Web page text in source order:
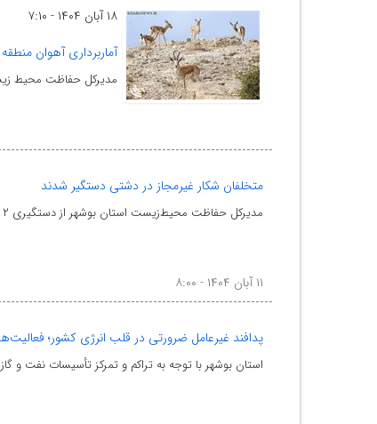
۱۸ آبان ۱۴۰۴ - ۷:۱۰
آماربرداری آهوان
مدیرکل حفاظت محیط
متخلفان شکار غیرمجاز در دشتی دستگیر شدند
مدیرکل حفاظت محیط‌زیست استان بوشهر از دستگیری ۲ متخلف شکار غیرمجاز در منطقه شکارممنوع کوه‌مند شهرستا
۱۱ آبان ۱۴۰۴ - ۸:۰۰
پدافند غیرعامل ضرورتی در قلب انرژی کشور؛
استان بوشهر با توجه به تراکم و تمرکز تأسیسات نفت و